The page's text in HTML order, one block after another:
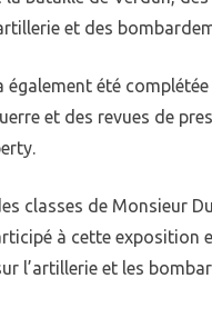
et des
également été
et des revues de
classes de Monsieur
à cette exposition
l’artillerie et les